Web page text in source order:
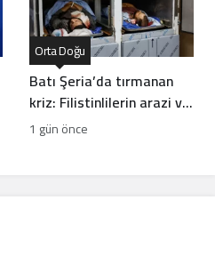
Batı Şeria’da tırmanan
kriz: Filistinlilerin arazi ve
mülklerine baskı artıyor
Orta Doğu
1 gün önce